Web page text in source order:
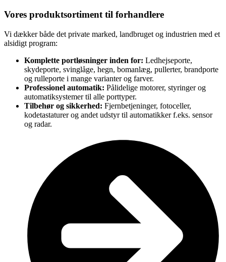
Vores produktsortiment til forhandlere
Vi dækker både det private marked, landbruget og industrien med et
alsidigt program:
Komplette portløsninger inden for: Ledhejseporte,
skydeporte, svinglåge, hegn, bomanlæg, pullerter, brandporte
og rulleporte i mange varianter og farver.
Professionel automatik: Pålidelige motorer, styringer og
automatiksystemer til alle porttyper.
Tilbehør og sikkerhed: Fjernbetjeninger, fotoceller,
kodetastaturer og andet udstyr til automatikker f.eks. sensor
og radar.